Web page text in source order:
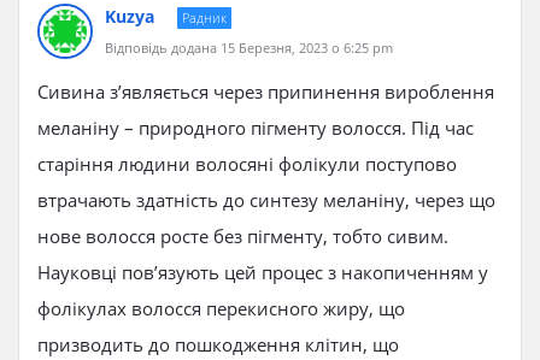
Kuzya
Радник
Відповідь додана 15 Березня, 2023 о 6:25 pm
Сивина з’являється через припинення вироблення
меланіну – природного пігменту волосся. Під час
старіння людини волосяні фолікули поступово
втрачають здатність до синтезу меланіну, через що
нове волосся росте без пігменту, тобто сивим.
Науковці пов’язують цей процес з накопиченням у
фолікулах волосся перекисного жиру, що
призводить до пошкодження клітин, що